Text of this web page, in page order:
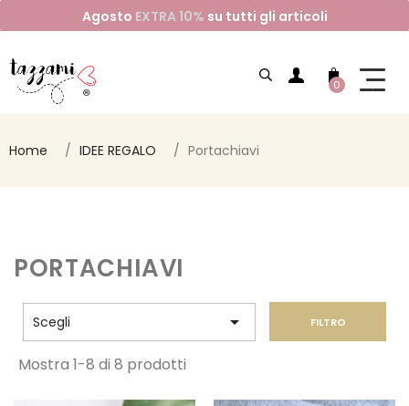
Agosto EXTRA 10% su tutti gli articoli
0
Home IDEE REGALO Portachiavi
PORTACHIAVI
Scegli  FILTRO
Mostra 1-8 di 8 prodotti